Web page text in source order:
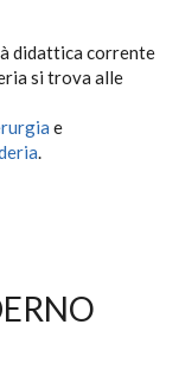
didattica corrente
si trova alle
e
.